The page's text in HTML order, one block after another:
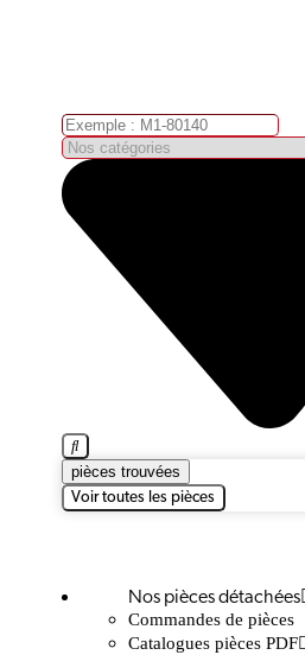
pièces trouvées
Voir toutes les pièces
Nos pièces détachées
Commandes de pièces
Catalogues pièces PDF